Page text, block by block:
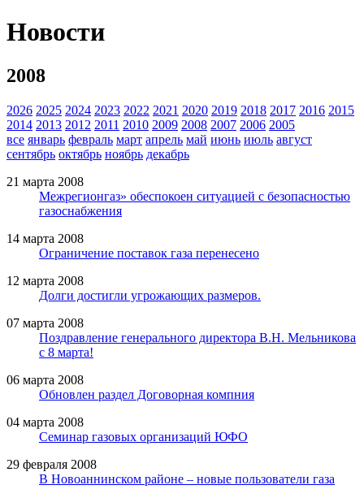
Новости
2008
2026 2025 2024 2023 2022 2021 2020 2019 2018 2017 2016 2015
2014 2013 2012 2011 2010 2009 2008 2007 2006 2005
все январь февраль март апрель май июнь июль август
сентябрь октябрь ноябрь декабрь
21 марта 2008
Межрегионгаз» обеспокоен ситуацией с безопасностью
газоснабжения
14 марта 2008
Ограничение поставок газа перенесено
12 марта 2008
Долги достигли угрожающих размеров.
07 марта 2008
Поздравление генерального директора В.Н. Мельникова
с 8 марта!
06 марта 2008
Обновлен раздел Договорная компния
04 марта 2008
Семинар газовых организаций ЮФО
29 февраля 2008
В Новоаннинском районе – новые пользователи газа